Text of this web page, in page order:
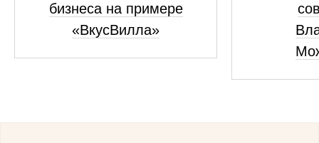
бизнеса на примере
«ВкусВилла»